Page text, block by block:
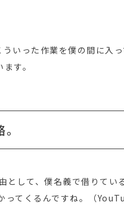
いった作業を僕の間に入
す。
して、僕名義で借りてい
てくるんですね。（